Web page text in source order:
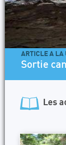
ARTICLE A LA
Sortie
Les